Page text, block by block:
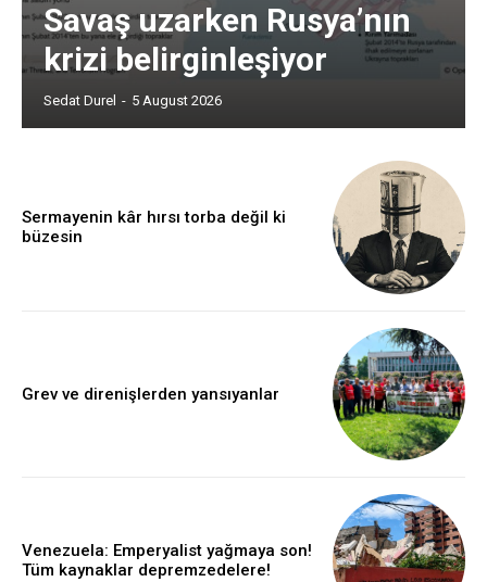
Savaş uzarken Rusya’nın
krizi belirginleşiyor
Sedat Durel - 5 August 2026
Sermayenin kâr hırsı torba değil ki
büzesin
Grev ve direnişlerden yansıyanlar
Venezuela: Emperyalist yağmaya son!
Tüm kaynaklar depremzedelere!